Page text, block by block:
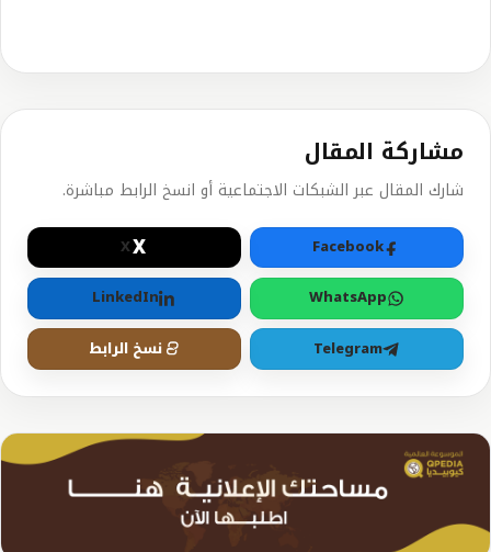
مشاركة المقال
شارك المقال عبر الشبكات الاجتماعية أو انسخ الرابط مباشرة.
Facebook
X
X
WhatsApp
LinkedIn
Telegram
نسخ الرابط